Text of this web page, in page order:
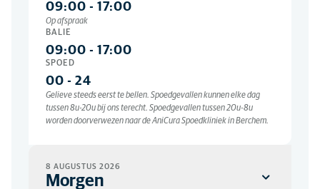
09:00 - 17:00
Op afspraak
BALIE
09:00 - 17:00
SPOED
00 - 24
Gelieve steeds eerst te bellen. Spoedgevallen kunnen elke dag
tussen 8u-20u bij ons terecht. Spoedgevallen tussen 20u-8u
worden doorverwezen naar de AniCura Spoedkliniek in Berchem.
8 AUGUSTUS 2026
Morgen